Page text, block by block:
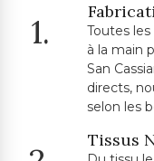
1.
Toutes
à la main
San
directs,
selon les
Tissus